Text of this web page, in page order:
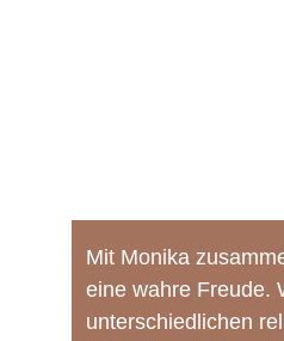
Mit Monika
eine wahre Freude.
unterschiedlichen